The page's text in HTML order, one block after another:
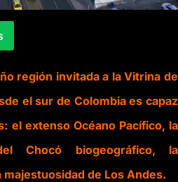
región invitada a la Vitrina de
el sur de Colombia es capaz
el extenso Océano Pacífico, la
Chocó biogeográfico, la
de Los Andes.